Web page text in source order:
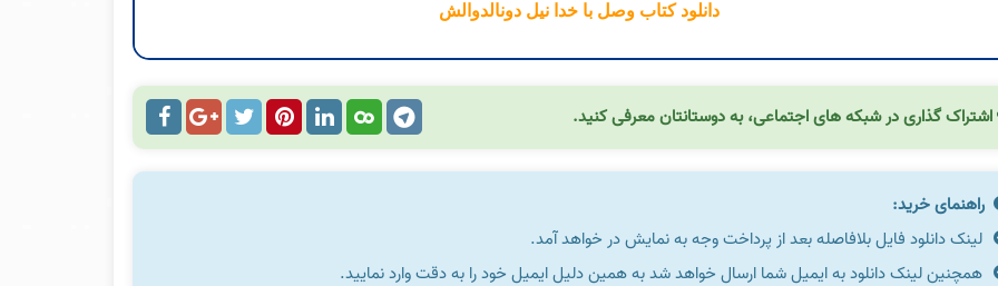
دانلود کتاب وصل با خدا نیل دونالدوالش
اشتراک گذاری در شبکه های اجتماعی، به دوستانتان معرفی کنید.
راهنمای خرید:
لینک دانلود فایل بلافاصله بعد از پرداخت وجه به نمایش در خواهد آمد.
همچنین لینک دانلود به ایمیل شما ارسال خواهد شد به همین دلیل ایمیل خود را به دقت وارد نمایید.